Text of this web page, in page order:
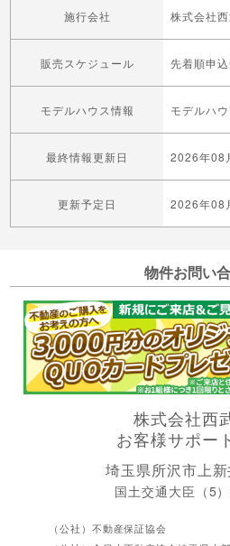
施行会社 株式会社
販売スケジュール 先着順申
モデルハウス情報 モデルハ
最終情報更新日 2026年08
更新予定日 2026年08
物件お問い
株式会社西
お客様サポー
埼玉県所沢市上
国土交通大臣（5
（公社）不動産保証協会